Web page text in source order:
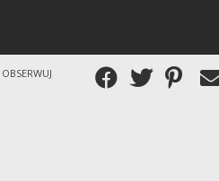
OBSERWUJ